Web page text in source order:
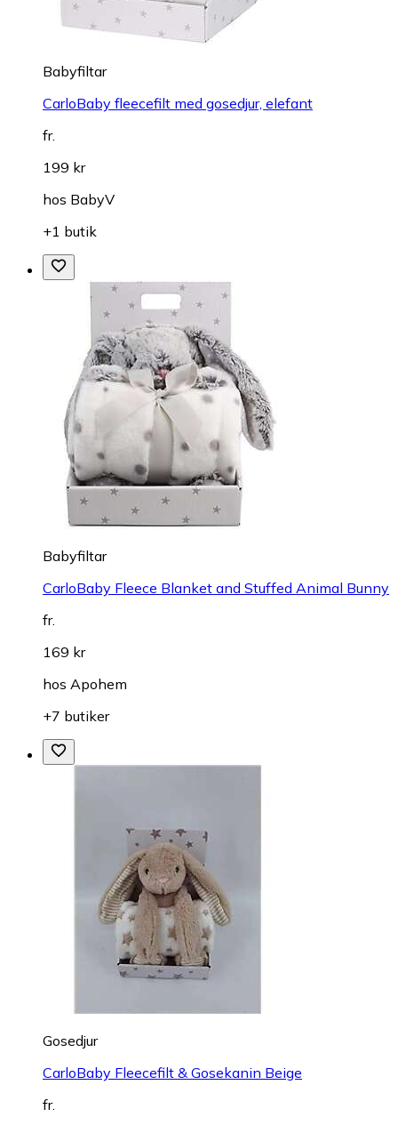
Babyfiltar
CarloBaby fleecefilt med gosedjur, elefant
fr.
199 kr
hos BabyV
+1 butik
Babyfiltar
CarloBaby Fleece Blanket and Stuffed Animal Bunny
fr.
169 kr
hos Apohem
+7 butiker
Gosedjur
CarloBaby Fleecefilt & Gosekanin Beige
fr.